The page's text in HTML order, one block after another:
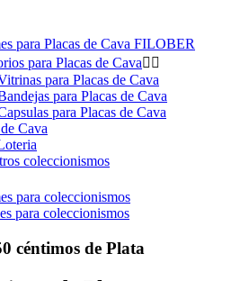
para Placas de Cava FILOBER
para Placas de Cava 
para Placas de Cava
para Placas de Cava
para Placas de Cava
Cava
coleccionismos
para coleccionismos
para coleccionismos
céntimos de Plata